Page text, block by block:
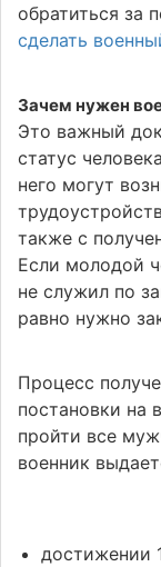
обратиться за
сделать
Зачем нужен
Это важный
статус
него могут
также с
Если молодой
не служил по
равно нужно
Процесс
постановки на
пройти все
военник
достижении